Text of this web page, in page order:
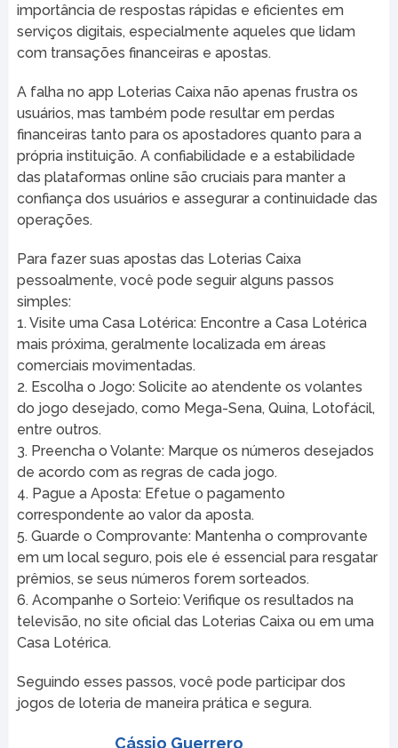
importância de respostas rápidas e eficientes em
serviços digitais, especialmente aqueles que lidam
com transações financeiras e apostas.
A falha no app Loterias Caixa não apenas frustra os
usuários, mas também pode resultar em perdas
financeiras tanto para os apostadores quanto para a
própria instituição. A confiabilidade e a estabilidade
das plataformas online são cruciais para manter a
confiança dos usuários e assegurar a continuidade das
operações.
Para fazer suas apostas das Loterias Caixa
pessoalmente, você pode seguir alguns passos
simples:
1. Visite uma Casa Lotérica: Encontre a Casa Lotérica
mais próxima, geralmente localizada em áreas
comerciais movimentadas.
2. Escolha o Jogo: Solicite ao atendente os volantes
do jogo desejado, como Mega-Sena, Quina, Lotofácil,
entre outros.
3. Preencha o Volante: Marque os números desejados
de acordo com as regras de cada jogo.
4. Pague a Aposta: Efetue o pagamento
correspondente ao valor da aposta.
5. Guarde o Comprovante: Mantenha o comprovante
em um local seguro, pois ele é essencial para resgatar
prêmios, se seus números forem sorteados.
6. Acompanhe o Sorteio: Verifique os resultados na
televisão, no site oficial das Loterias Caixa ou em uma
Casa Lotérica.
Seguindo esses passos, você pode participar dos
jogos de loteria de maneira prática e segura.
Cássio Guerrero